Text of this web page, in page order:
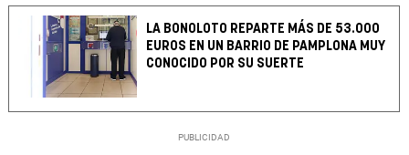
LA BONOLOTO REPARTE MÁS DE 53.000
EUROS EN UN BARRIO DE PAMPLONA MUY
CONOCIDO POR SU SUERTE